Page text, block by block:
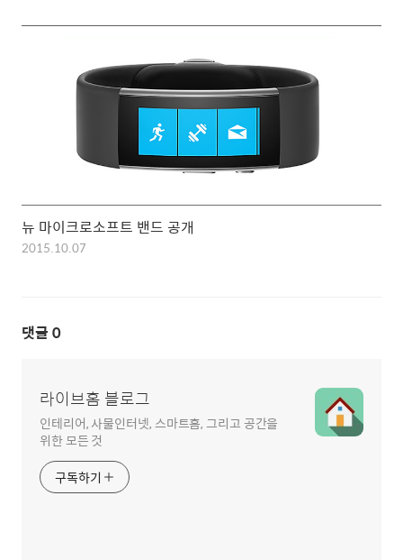
뉴 마이크로소프트 밴드 공개
2015.10.07
댓글 0
라이브홈 블로그
인테리어, 사물인터넷, 스마트홈, 그리고 공간을
위한 모든 것
구독하기